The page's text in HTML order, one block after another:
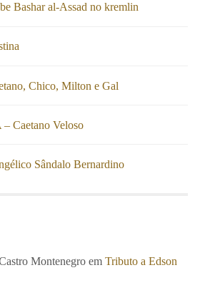
Bashar al-Assad no kremlin
Chico, Milton e Gal
Caetano Veloso
Sândalo Bernardino
Montenegro emTributo a Edson